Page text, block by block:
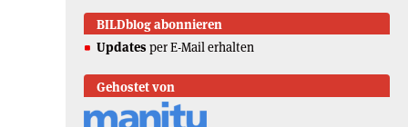
BILDblog abonnieren
Updates per E-Mail erhalten
Gehostet von